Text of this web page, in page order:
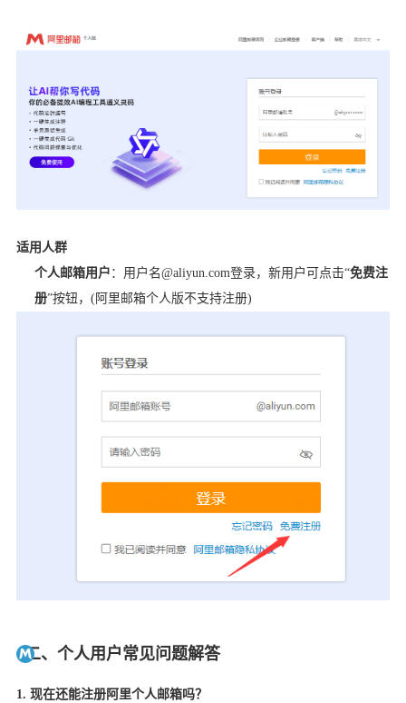
适用人群
个人邮箱用户 ：用户名@aliyun.com登录，新用户可点击“免费注
册”按钮，(阿里邮箱个人版不支持注册)
二、个人用户常见问题解答
1. 现在还能注册阿里个人邮箱吗？